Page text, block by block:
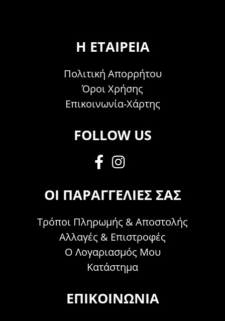
Η ΕΤΑΙΡΕΊΑ
Πολιτική Απορρήτου
Όροι Χρήσης
Επικοινωνία-Χάρτης
FOLLOW US
ΟΙ ΠΑΡΑΓΓΕΛΊΕΣ ΣΑΣ
Τρόποι Πληρωμής & Αποστολής
Αλλαγές & Επιστροφές
Ο Λογαριασμός Μου
Κατάστημα
ΕΠΙΚΟΙΝΩΝΊΑ